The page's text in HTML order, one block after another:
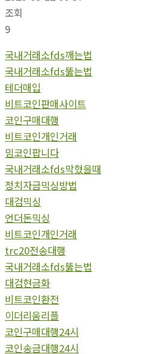
조회
9
국내거래소fds깨는법
국내거래소fds뚫는법
테더매입
비트코인판매사이트
코인구매대행
비트코인개인거래
밈코인팝니다
국내거래소fds막혔을때
정치자금믹싱방법
대검믹싱
언더돈믹싱
비트코인개인거래
trc20전송대행
국내거래소fds뚫는법
대검현금화
비트코인환전
이더리움리플
코인구매대행24시
코인송금대행24시